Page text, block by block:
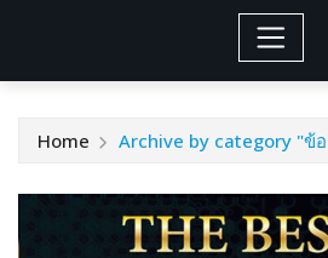
Home Archive by category "ข้